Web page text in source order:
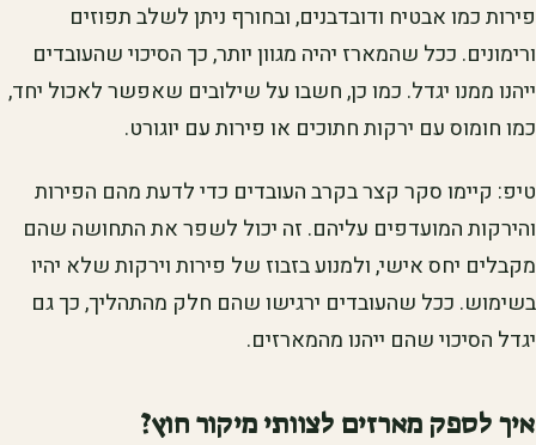
פירות כמו אבטיח ודובדבנים, ובחורף ניתן לשלב תפוזים
ורימונים. ככל שהמארז יהיה מגוון יותר, כך הסיכוי שהעובדים
ייהנו ממנו יגדל. כמו כן, חשבו על שילובים שאפשר לאכול יחד,
כמו חומוס עם ירקות חתוכים או פירות עם יוגורט.
טיפ: קיימו סקר קצר בקרב העובדים כדי לדעת מהם הפירות
והירקות המועדפים עליהם. זה יכול לשפר את התחושה שהם
מקבלים יחס אישי, ולמנוע בזבוז של פירות וירקות שלא יהיו
בשימוש. ככל שהעובדים ירגישו שהם חלק מהתהליך, כך גם
יגדל הסיכוי שהם ייהנו מהמארזים.
איך לספק מארזים לצוותי מיקור חוץ?